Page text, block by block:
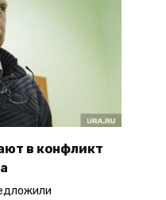
в конфликт